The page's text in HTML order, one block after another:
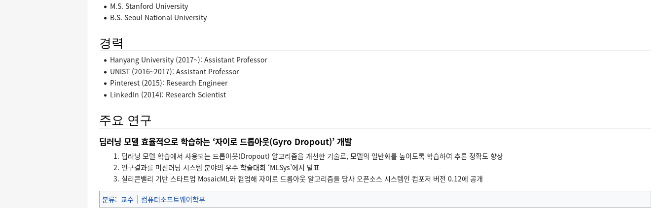
M.S. Stanford University
B.S. Seoul National University
경력
Hanyang University (2017~): Assistant Professor
UNIST (2016~2017): Assistant Professor
Pinterest (2015): Research Engineer
LinkedIn (2014): Research Scientist
주요 연구
딥러닝 모델 효율적으로 학습하는 ‘자이로 드롭아웃(Gyro Dropout)’ 개발
딥러닝 모델 학습에서 사용되는 드롭아웃(Dropout) 알고리즘을 개선한 기술로, 모델의 일반화를 높이도록 학습하여 추론 정확도 향상
연구결과를 머신러닝 시스템 분야의 우수 학술대회 ‘MLSys’에서 발표
실리콘밸리 기반 스타트업 MosaicML와 협업해 자이로 드롭아웃 알고리즘을 당사 오픈소스 시스템인 컴포저 버전 0.12에 공개
분류: 교수 컴퓨터소프트웨어학부